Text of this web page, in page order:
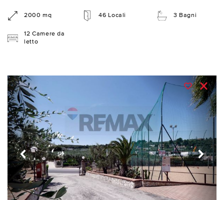
2000 mq 46 Locali 3 Bagni
12 Camere da
letto